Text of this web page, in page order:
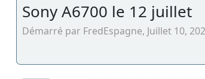
Sony A6700 le 12 juillet
Démarré par FredEspagne, Juillet 10,